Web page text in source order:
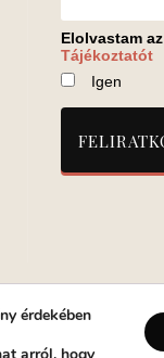
Elolvastam az
Tájékoztatót
Igen
érdekében